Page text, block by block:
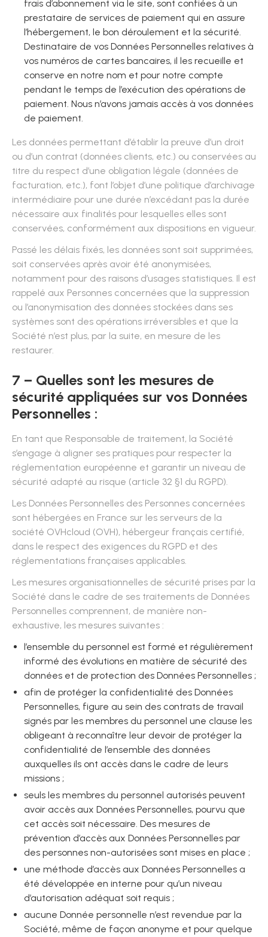
frais d’abonnement via le site, sont confiées à un
prestataire de services de paiement qui en assure
l’hébergement, le bon déroulement et la sécurité.
Destinataire de vos Données Personnelles relatives à
vos numéros de cartes bancaires, il les recueille et
conserve en notre nom et pour notre compte
pendant le temps de l’exécution des opérations de
paiement. Nous n’avons jamais accès à vos données
de paiement.
Les données permettant d’établir la preuve d’un droit
ou d’un contrat (données clients, etc.) ou conservées au
titre du respect d’une obligation légale (données de
facturation, etc.), font l’objet d’une politique d’archivage
intermédiaire pour une durée n’excédant pas la durée
nécessaire aux finalités pour lesquelles elles sont
conservées, conformément aux dispositions en vigueur.
Passé les délais fixés, les données sont soit supprimées,
soit conservées après avoir été anonymisées,
notamment pour des raisons d’usages statistiques. Il est
rappelé aux Personnes concernées que la suppression
ou l’anonymisation des données stockées dans ses
systèmes sont des opérations irréversibles et que la
Société n’est plus, par la suite, en mesure de les
restaurer.
7 – Quelles sont les mesures de
sécurité appliquées sur vos Données
Personnelles :
En tant que Responsable de traitement, la Société
s’engage à aligner ses pratiques pour respecter la
réglementation européenne et garantir un niveau de
sécurité adapté au risque (article 32 §1 du RGPD).
Les Données Personnelles des Personnes concernées
sont hébergées en France sur les serveurs de la
société OVHcloud (OVH), hébergeur français certifié,
dans le respect des exigences du RGPD et des
réglementations françaises applicables.
Les mesures organisationnelles de sécurité prises par la
Société dans le cadre de ses traitements de Données
Personnelles comprennent, de manière non-
exhaustive, les mesures suivantes :
l’ensemble du personnel est formé et régulièrement
informé des évolutions en matière de sécurité des
données et de protection des Données Personnelles ;
afin de protéger la confidentialité des Données
Personnelles, figure au sein des contrats de travail
signés par les membres du personnel une clause les
obligeant à reconnaître leur devoir de protéger la
confidentialité de l’ensemble des données
auxquelles ils ont accès dans le cadre de leurs
missions ;
seuls les membres du personnel autorisés peuvent
avoir accès aux Données Personnelles, pourvu que
cet accès soit nécessaire. Des mesures de
prévention d’accès aux Données Personnelles par
des personnes non-autorisées sont mises en place ;
une méthode d’accès aux Données Personnelles a
été développée en interne pour qu’un niveau
d’autorisation adéquat soit requis ;
aucune Donnée personnelle n’est revendue par la
Société, même de façon anonyme et pour quelque